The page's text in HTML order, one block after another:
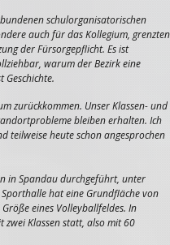
schulorganisatorischen
auch für das Kollegium, grenzten
der Fürsorgepflicht. Es ist
warum der Bezirk eine
Geschichte.
zurückkommen. Unser Klassen- und
bleiben erhalten. Ich
teilweise heute schon angesprochen
in Spandau durchgeführt, unter
hat eine Grundfläche von
eines Volleyballfeldes. In
Klassen statt, also mit 60